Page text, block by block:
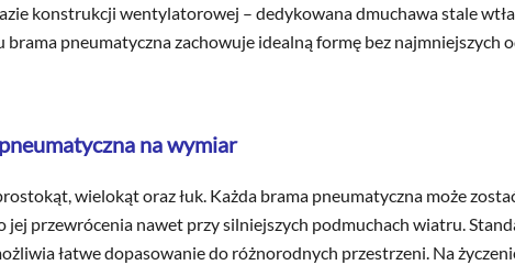
konstrukcji wentylatorowej – dedykowana dmuchawa stale
brama pneumatyczna zachowuje idealną formę bez
na wymiar
wielokąt oraz łuk. Każda brama pneumatyczna może
przewrócenia nawet przy silniejszych podmuchach wiatru.
łatwe dopasowanie do różnorodnych przestrzeni. Na